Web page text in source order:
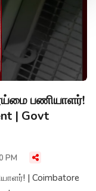
பணியாளர்!
| Govt
PM
| Coimbatore